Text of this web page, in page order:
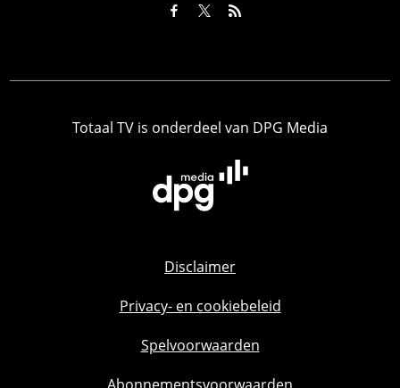
Totaal TV is onderdeel van DPG Media
Disclaimer
Privacy- en cookiebeleid
Spelvoorwaarden
Abonnementsvoorwaarden